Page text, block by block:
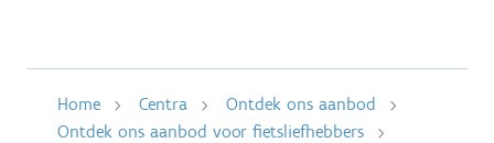
Home Centra
Ontdek ons aanbod
Ontdek ons aanbod voor fietsliefhebbers